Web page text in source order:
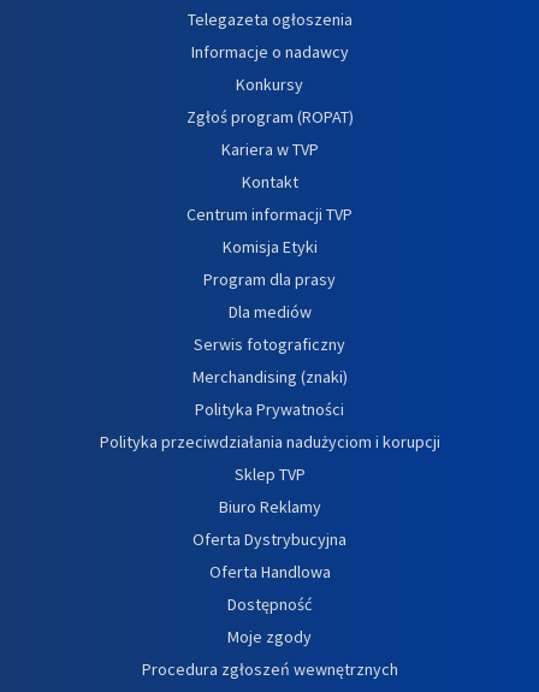
Telegazeta ogłoszenia
Informacje o nadawcy
Konkursy
Zgłoś program (ROPAT)
Kariera w TVP
Kontakt
Centrum informacji TVP
Komisja Etyki
Program dla prasy
Dla mediów
Serwis fotograficzny
Merchandising (znaki)
Polityka Prywatności
Polityka przeciwdziałania nadużyciom i korupcji
Sklep TVP
Biuro Reklamy
Oferta Dystrybucyjna
Oferta Handlowa
Dostępność
Moje zgody
Procedura zgłoszeń wewnętrznych